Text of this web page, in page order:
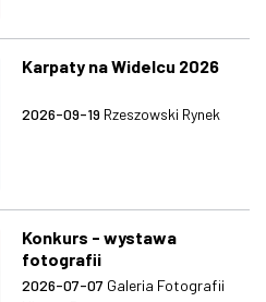
Karpaty na Widelcu 2026
2026-09-19 Rzeszowski Rynek
Konkurs - wystawa
fotografii
2026-07-07 Galeria Fotografii